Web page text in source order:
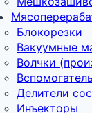
Блокорезки
Вакуумные
Волчки
Делители
Инъекторы